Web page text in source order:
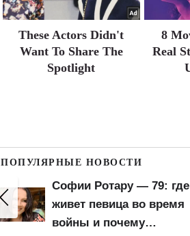
These Actors Didn't
Want To Share The
Spotlight
8
Real
ПОПУЛЯРНЫЕ НОВОСТИ
Софии Ротару — 79: где
живет певица во время
войны и почему